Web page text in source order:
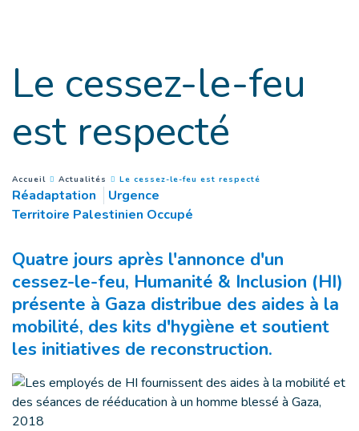
Le cessez-le-feu
est respecté
You are here :
Accueil Actualités Le cessez-le-feu est respecté
Réadaptation
Urgence
Territoire Palestinien Occupé
Quatre jours après l'annonce d'un
cessez-le-feu, Humanité & Inclusion (HI)
présente à Gaza distribue des aides à la
mobilité, des kits d'hygiène et soutient
les initiatives de reconstruction.